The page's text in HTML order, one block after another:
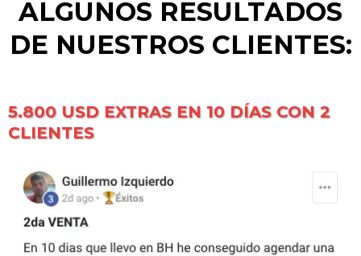
ALGUNOS RESULTADOS
DE NUESTROS CLIENTES:
5.800 USD EXTRAS EN 10 DÍAS CON 2
CLIENTES